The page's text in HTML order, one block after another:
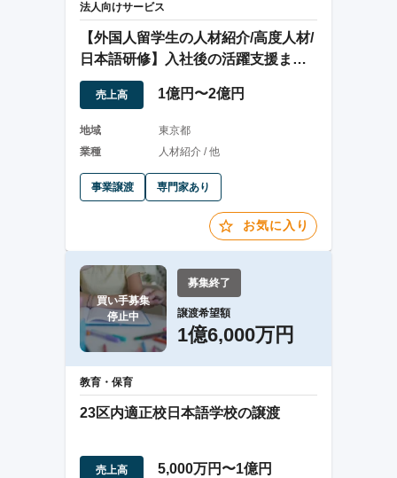
法人向けサービス
【外国人留学生の人材紹介/高度人材/
日本語研修】入社後の活躍支援まで
サポート
売上高 1億円〜2億円
地域
東京都
業種
人材紹介 / 他
事業譲渡 専門家あり
お気に入り
買い手募集
停止中
募集終了
譲渡希望額
1億6,000万円
教育・保育
23区内適正校日本語学校の譲渡
売上高 5,000万円〜1億円